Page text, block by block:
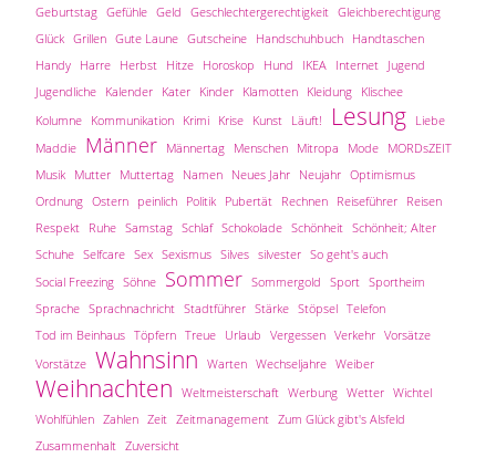
Geburtstag Gefühle Geld Geschlechtergerechtigkeit Gleichberechtigung
Glück Grillen Gute Laune Gutscheine Handschuhbuch Handtaschen
Handy Harre Herbst Hitze Horoskop Hund IKEA Internet Jugend
Jugendliche Kalender Kater Kinder Klamotten Kleidung Klischee
Kolumne Kommunikation Krimi Krise Kunst Läuft! Lesung Liebe
Maddie Männer Männertag Menschen Mitropa Mode MORDsZEIT
Musik Mutter Muttertag Namen Neues Jahr Neujahr Optimismus
Ordnung Ostern peinlich Politik Pubertät Rechnen Reiseführer Reisen
Respekt Ruhe Samstag Schlaf Schokolade Schönheit Schönheit; Alter
Schuhe Selfcare Sex Sexismus Silves silvester So geht's auch
Social Freezing Söhne Sommer Sommergold Sport Sportheim
Sprache Sprachnachricht Stadtführer Stärke Stöpsel Telefon
Tod im Beinhaus Töpfern Treue Urlaub Vergessen Verkehr Vorsätze
Vorstätze Wahnsinn Warten Wechseljahre Weiber
Weihnachten Weltmeisterschaft Werbung Wetter Wichtel
Wohlfühlen Zahlen Zeit Zeitmanagement Zum Glück gibt's Alsfeld
Zusammenhalt Zuversicht